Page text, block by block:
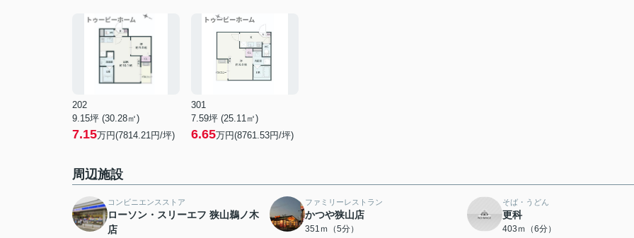
202
9.15坪 (30.28㎡)
7.15万円(7814.21円/坪)
301
7.59坪 (25.11㎡)
6.65万円(8761.53円/坪)
周辺施設
コンビニエンスストア
ローソン・スリーエフ 狭山鵜ノ木
店
ファミリーレストラン
かつや狭山店
351ｍ（5分）
そば・うどん
更科
403ｍ（6分）